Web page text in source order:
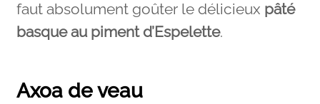
faut absolument goûter le délicieux pâté
basque au piment d’Espelette.
Axoa de veau